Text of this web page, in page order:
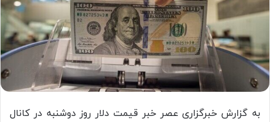
به گزارش خبرگزاری عصر خبر قیمت دلار روز دوشنبه در کانال